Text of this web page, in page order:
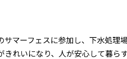
サマーフェスに参加し、下水処
きれいになり、人が安心して暮